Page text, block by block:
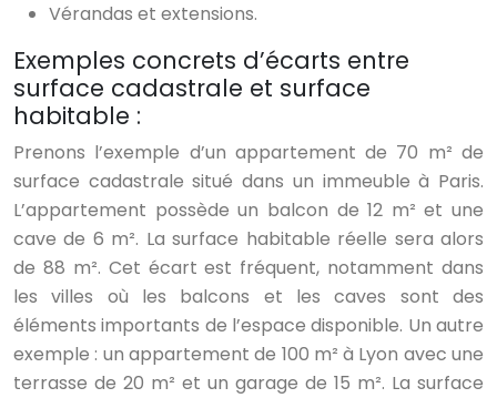
Vérandas et extensions.
Exemples concrets d’écarts entre
surface cadastrale et surface
habitable :
Prenons l’exemple d’un appartement de 70 m² de
surface cadastrale situé dans un immeuble à Paris.
L’appartement possède un balcon de 12 m² et une
cave de 6 m². La surface habitable réelle sera alors
de 88 m². Cet écart est fréquent, notamment dans
les villes où les balcons et les caves sont des
éléments importants de l’espace disponible. Un autre
exemple : un appartement de 100 m² à Lyon avec une
terrasse de 20 m² et un garage de 15 m². La surface